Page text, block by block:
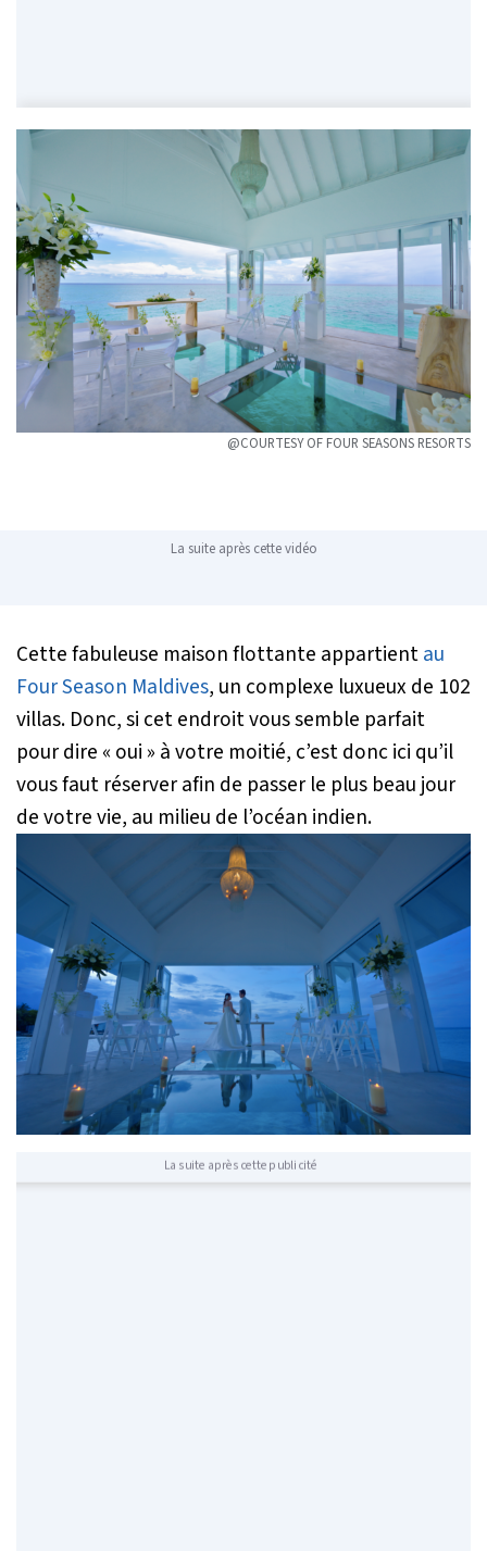
@COURTESY OF FOUR SEASONS RESORTS
La suite après cette vidéo
Cette fabuleuse maison flottante appartientau
Four Season Maldives, un complexe luxueux de 102
villas. Donc, si cet endroit vous semble parfait
pour dire « oui » à votre moitié, c’est donc ici qu’il
vous faut réserver afin de passer le plus beau jour
de votre vie, au milieu de l’océan indien.
La suite après cette publicité